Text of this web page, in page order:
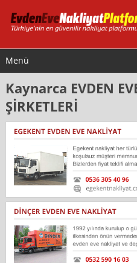
Menü
Kaynarca EVDEN
ŞİRKETLERİ